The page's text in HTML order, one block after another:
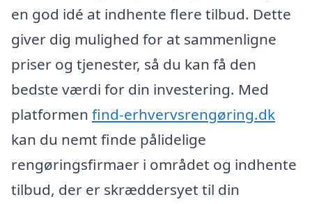
en god idé at indhente flere tilbud. Dette
giver dig mulighed for at sammenligne
priser og tjenester, så du kan få den
bedste værdi for din investering. Med
platformen find-erhvervsrengøring.dk
kan du nemt finde pålidelige
rengøringsfirmaer i området og indhente
tilbud, der er skræddersyet til din